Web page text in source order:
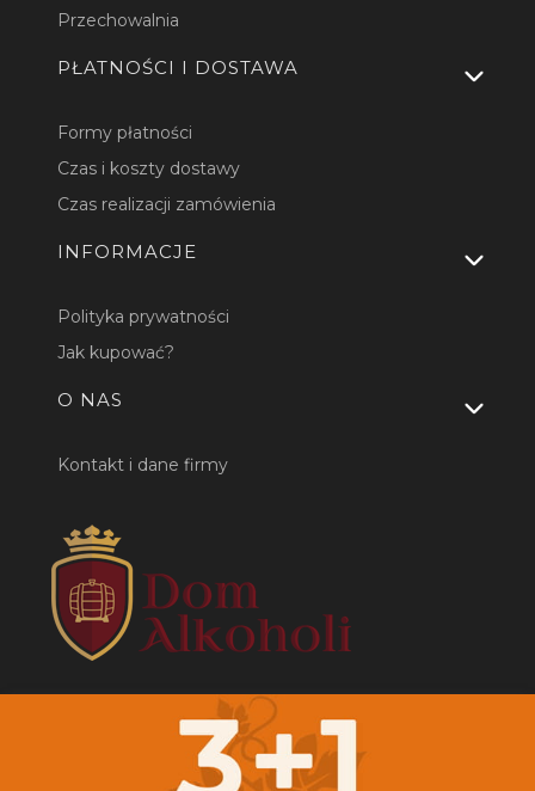
Przechowalnia
PŁATNOŚCI I DOSTAWA
Formy płatności
Czas i koszty dostawy
Czas realizacji zamówienia
INFORMACJE
Polityka prywatności
Jak kupować?
O NAS
Kontakt i dane firmy
Masz pytania? Zadzwoń: